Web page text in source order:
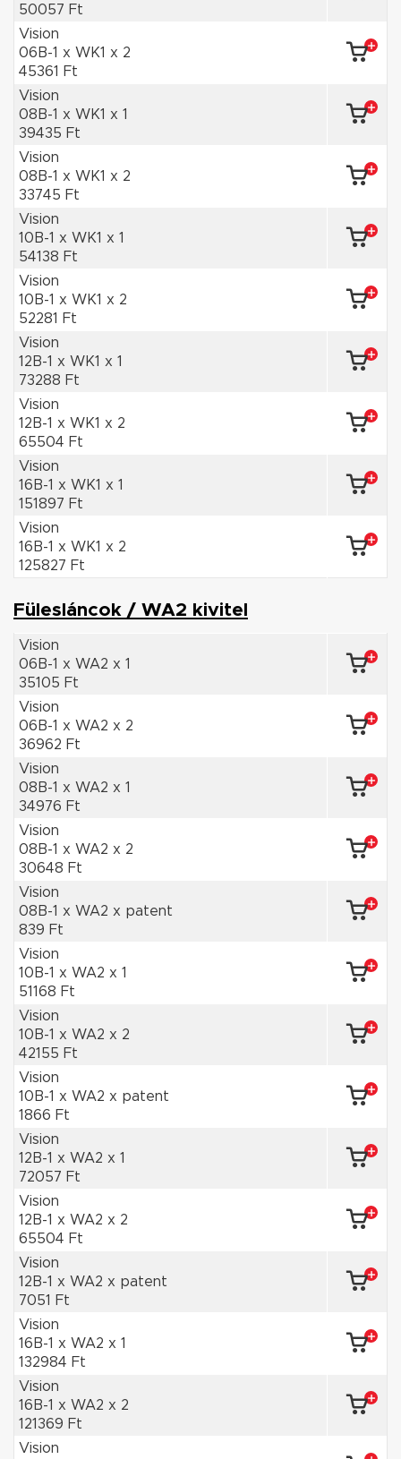
50057 Ft
Vision
06B-1 x WK1 x 2
45361 Ft
Vision
08B-1 x WK1 x 1
39435 Ft
Vision
08B-1 x WK1 x 2
33745 Ft
Vision
10B-1 x WK1 x 1
54138 Ft
Vision
10B-1 x WK1 x 2
52281 Ft
Vision
12B-1 x WK1 x 1
73288 Ft
Vision
12B-1 x WK1 x 2
65504 Ft
Vision
16B-1 x WK1 x 1
151897 Ft
Vision
16B-1 x WK1 x 2
125827 Ft
Fülesláncok / WA2 kivitel
Vision
06B-1 x WA2 x 1
35105 Ft
Vision
06B-1 x WA2 x 2
36962 Ft
Vision
08B-1 x WA2 x 1
34976 Ft
Vision
08B-1 x WA2 x 2
30648 Ft
Vision
08B-1 x WA2 x patent
839 Ft
Vision
10B-1 x WA2 x 1
51168 Ft
Vision
10B-1 x WA2 x 2
42155 Ft
Vision
10B-1 x WA2 x patent
1866 Ft
Vision
12B-1 x WA2 x 1
72057 Ft
Vision
12B-1 x WA2 x 2
65504 Ft
Vision
12B-1 x WA2 x patent
7051 Ft
Vision
16B-1 x WA2 x 1
132984 Ft
Vision
16B-1 x WA2 x 2
121369 Ft
Vision